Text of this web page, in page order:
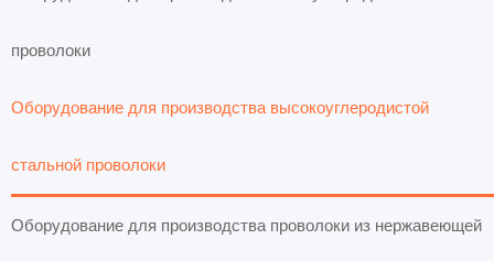
проволоки
Оборудование для производства высокоуглеродистой
стальной проволоки
Оборудование для производства проволоки из нержавеющей